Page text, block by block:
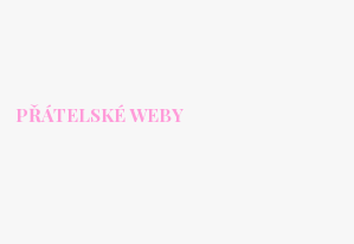
PŘÁTELSKÉ WEBY